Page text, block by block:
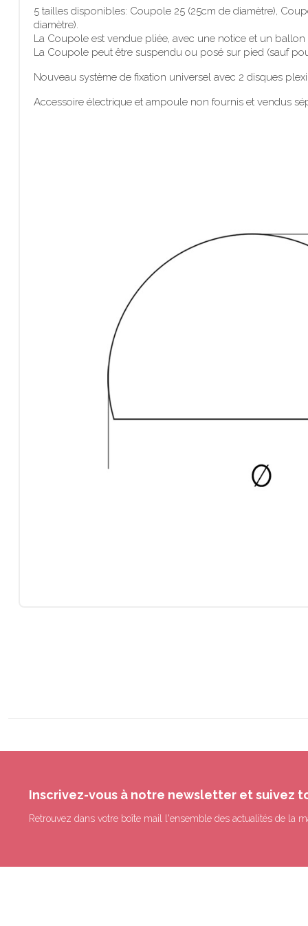
5 tailles disponibles: Coupole 25 (25cm de diamètre),
diamètre).
La Coupole est vendue pliée, avec une notice et un
La Coupole peut être suspendu ou posé sur pied (sauf
Nouveau système de fixation universel avec 2 disques
Accessoire électrique et ampoule non fournis et vendus
Inscrivez-vous à notre newsletter et suivez
Retrouvez dans votre boîte mail l'ensemble des actualités de la